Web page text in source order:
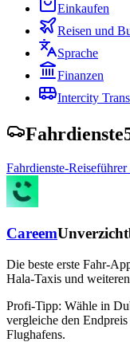
Einkaufen
Reisen und
Sprache
Finanzen
Intercity
Fahrdienste
Fahrdienste-Reiseführer
Careem
Die beste erste Fahr-
Hala-Taxis und
Profi-Tipp: Wähle in
vergleiche den
Flughafens.